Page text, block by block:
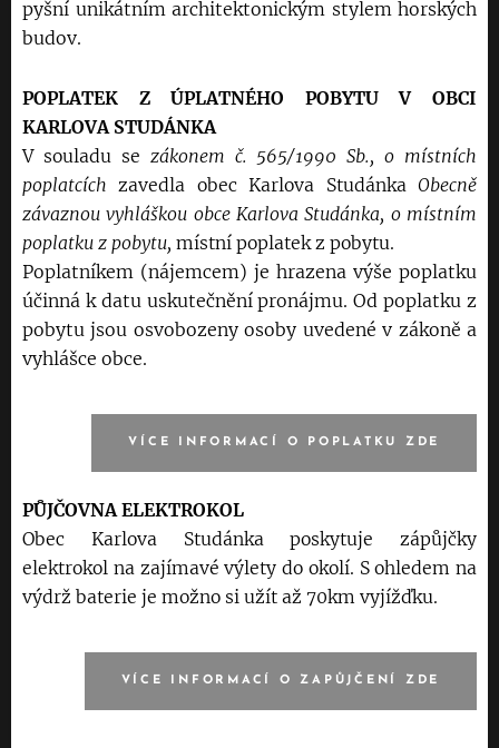
pyšní unikátním architektonickým stylem horských
budov.
POPLATEK Z ÚPLATNÉHO POBYTU V OBCI
KARLOVA STUDÁNKA
V souladu se zákonem č. 565/1990 Sb., o místních
poplatcích zavedla obec Karlova Studánka Obecně
závaznou vyhláškou obce Karlova Studánka, o místním
poplatku z pobytu, místní poplatek z pobytu.
Poplatníkem (nájemcem) je hrazena výše poplatku
účinná k datu uskutečnění pronájmu. Od poplatku z
pobytu jsou osvobozeny osoby uvedené v zákoně a
vyhlášce obce.
VÍCE INFORMACÍ O POPLATKU ZDE
PŮJČOVNA ELEKTROKOL
Obec Karlova Studánka poskytuje zápůjčky
elektrokol na zajímavé výlety do okolí. S ohledem na
výdrž baterie je možno si užít až 70km vyjížďku.
VÍCE INFORMACÍ O ZAPŮJČENÍ ZDE